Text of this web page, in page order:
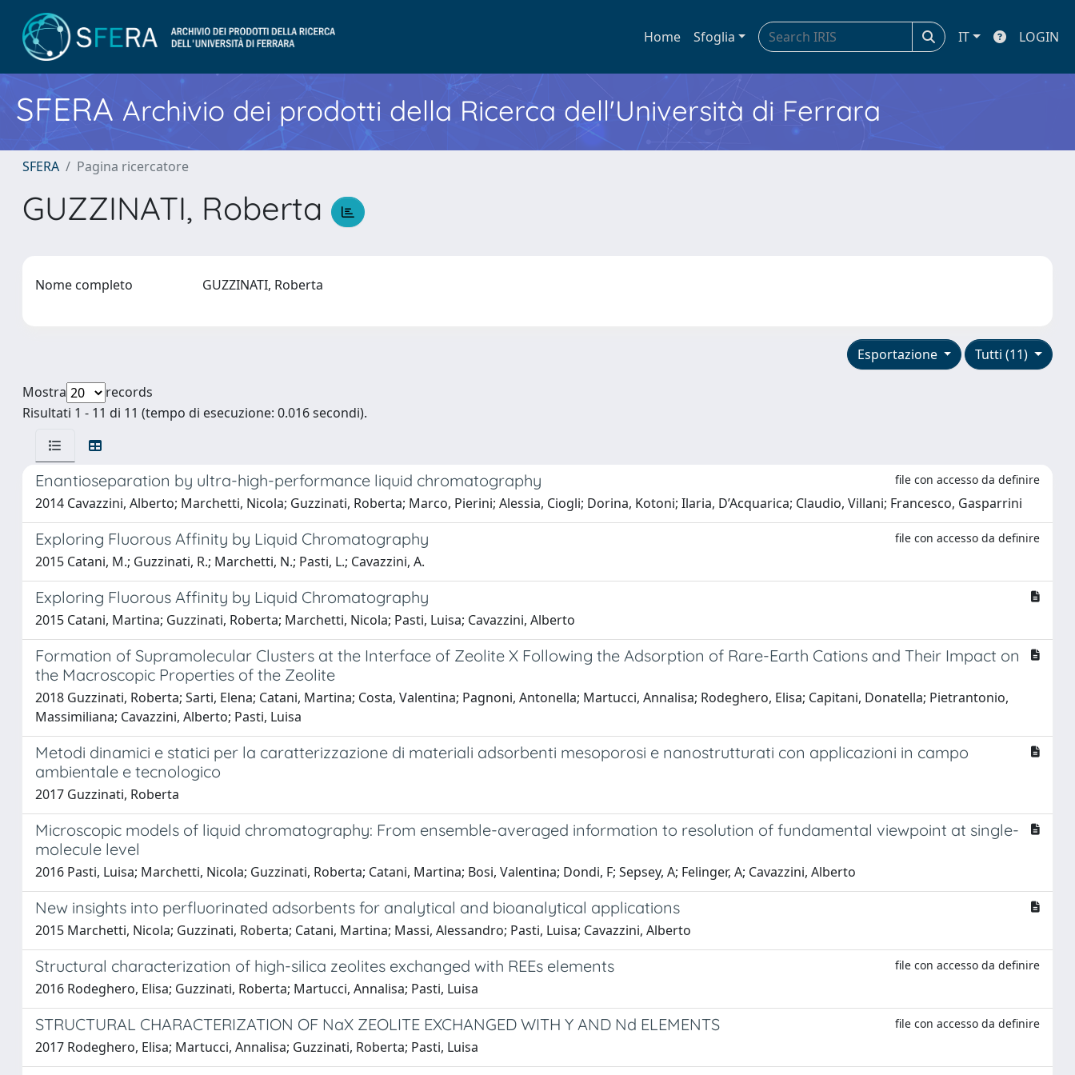
Home Sfoglia IT LOGIN
SFERA Archivio dei prodotti della Ricerca dell'Università di Ferrara
SFERA Pagina ricercatore
GUZZINATI, Roberta
Nome completo GUZZINATI, Roberta
Tutti (11)
Esportazione
Mostra
records
Risultati 1 - 11 di 11 (tempo di esecuzione: 0.016 secondi).
Enantioseparation by ultra-high-performance liquid chromatography file con accesso da definire
2014 Cavazzini, Alberto; Marchetti, Nicola; Guzzinati, Roberta; Marco, Pierini; Alessia, Ciogli; Dorina, Kotoni; Ilaria, D’Acquarica; Claudio, Villani; Francesco, Gasparrini
Exploring Fluorous Affinity by Liquid Chromatography file con accesso da definire
2015 Catani, M.; Guzzinati, R.; Marchetti, N.; Pasti, L.; Cavazzini, A.
Exploring Fluorous Affinity by Liquid Chromatography
2015 Catani, Martina; Guzzinati, Roberta; Marchetti, Nicola; Pasti, Luisa; Cavazzini, Alberto
Formation of Supramolecular Clusters at the Interface of Zeolite X Following the Adsorption of Rare-Earth Cations and Their Impact on
the Macroscopic Properties of the Zeolite
2018 Guzzinati, Roberta; Sarti, Elena; Catani, Martina; Costa, Valentina; Pagnoni, Antonella; Martucci, Annalisa; Rodeghero, Elisa; Capitani, Donatella; Pietrantonio,
Massimiliana; Cavazzini, Alberto; Pasti, Luisa
Metodi dinamici e statici per la caratterizzazione di materiali adsorbenti mesoporosi e nanostrutturati con applicazioni in campo
ambientale e tecnologico
2017 Guzzinati, Roberta
Microscopic models of liquid chromatography: From ensemble-averaged information to resolution of fundamental viewpoint at single-
molecule level
2016 Pasti, Luisa; Marchetti, Nicola; Guzzinati, Roberta; Catani, Martina; Bosi, Valentina; Dondi, F; Sepsey, A; Felinger, A; Cavazzini, Alberto
New insights into perfluorinated adsorbents for analytical and bioanalytical applications
2015 Marchetti, Nicola; Guzzinati, Roberta; Catani, Martina; Massi, Alessandro; Pasti, Luisa; Cavazzini, Alberto
Structural characterization of high-silica zeolites exchanged with REEs elements file con accesso da definire
2016 Rodeghero, Elisa; Guzzinati, Roberta; Martucci, Annalisa; Pasti, Luisa
STRUCTURAL CHARACTERIZATION OF NaX ZEOLITE EXCHANGED WITH Y AND Nd ELEMENTS file con accesso da definire
2017 Rodeghero, Elisa; Martucci, Annalisa; Guzzinati, Roberta; Pasti, Luisa